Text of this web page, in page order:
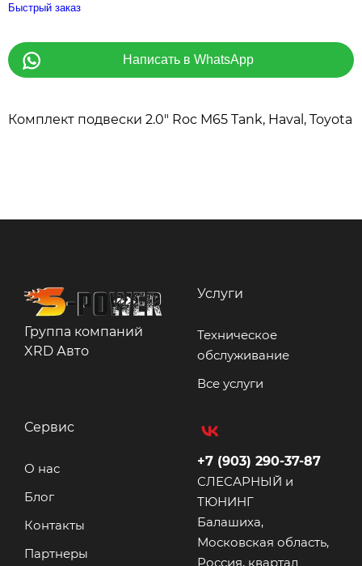
Быстрый заказ
Написать в WhatsApp
Комплект подвески 2.0" Roc M65 Tank, Haval, Toyota
Группа компаний
XRD Авто
Услуги
Техническое
обслуживание
Все услуги
Сервис
О нас
Блог
Контакты
Партнеры
+7 (903) 290-37-87
СЛЕСАРНЫЙ и
ТЮНИНГ
Балашиха,
Московская область,
Россия, квартал